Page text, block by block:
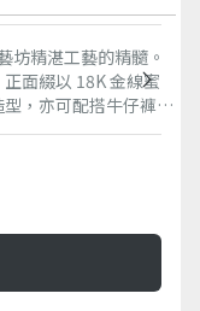
坊精湛工藝的精髓。
面綴以 18K 金線蜜
，亦可配搭牛仔褲塑